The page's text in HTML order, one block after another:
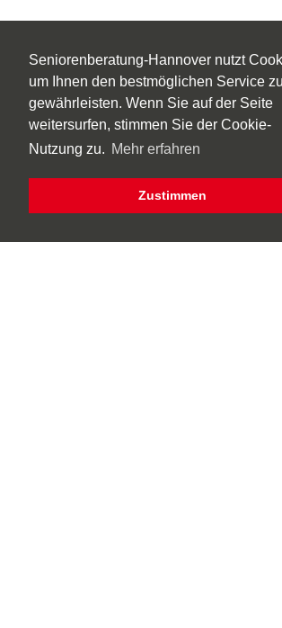
Seniorenberatung-Hannover nutzt
um Ihnen den bestmöglichen Service zu
gewährleisten. Wenn Sie auf der Seite
weitersurfen, stimmen Sie der Cookie-
Nutzung zu. Mehr erfahren
Zustimmen
a) Orientierungskurs für pflegende
b) Themenbezogene Spezialkurse
Angehörige.
c) Individuelle Häusliche
Umgebung.
d) Überleitungspflege, Beratung vor
Entlassung aus Krankenhaus.
e) Fachberatung Demenz.